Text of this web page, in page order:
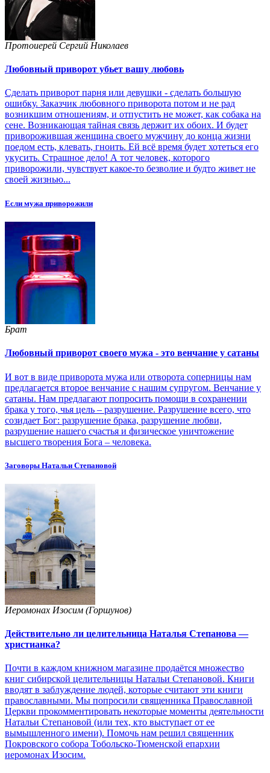
Протоиерей Сергий Николаев
Любовный приворот убьет вашу любовь
Сделать приворот парня или девушки - сделать большую
ошибку. Заказчик любовного приворота потом и не рад
возникшим отношениям, и отпустить не может, как собака на
сене. Возникающая тайная связь держит их обоих. И будет
приворожившая женщина своего мужчину до конца жизни
поедом есть, клевать, гноить. Ей всё время будет хотеться его
укусить. Страшное дело! А тот человек, которого
приворожили, чувствует какое-то безволие и будто живет не
своей жизнью...
Если мужа приворожили
Брат
Любовный приворот своего мужа - это венчание у сатаны
И вот в виде приворота мужа или отворота соперницы нам
предлагается второе венчание с нашим супругом. Венчание у
сатаны. Нам предлагают попросить помощи в сохранении
брака у того, чья цель – разрушение. Разрушение всего, что
созидает Бог: разрушение брака, разрушение любви,
разрушение нашего счастья и физическое уничтожение
высшего творения Бога – человека.
Заговоры Натальи Степановой
Иеромонах Изосим (Горшунов)
Действительно ли целительница Наталья Степанова —
христианка?
Почти в каждом книжном магазине продаётся множество
книг сибирской целительницы Натальи Степановой. Книги
вводят в заблуждение людей, которые считают эти книги
православными. Мы попросили священника Православной
Церкви прокомментировать некоторые моменты деятельности
Натальи Степановой (или тех, кто выступает от ее
вымышленного имени). Помочь нам решил священник
Покровского собора Тобольско-Тюменской епархии
иеромонах Изосим.